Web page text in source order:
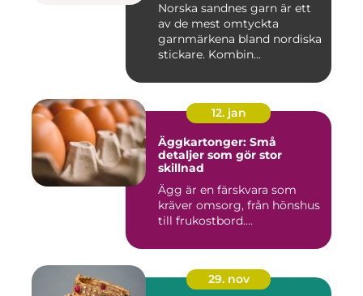
Norska sandnes garn är ett
av de mest omtyckta
garnmärkena bland nordiska
stickare. Kombin...
12. jan
Äggkartonger: Små
detaljer som gör stor
skillnad
Ägg är en färskvara som
kräver omsorg, från hönshus
till frukostbord....
29. nov